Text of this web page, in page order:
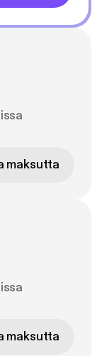
maksutta
maksutta